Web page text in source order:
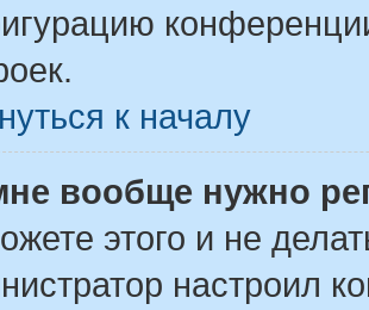
к началу
вообще нужно
этого и не
настроил